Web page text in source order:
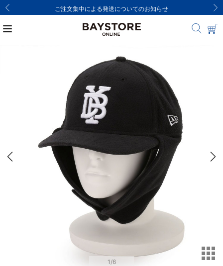
ご注文集中による発送についてのお知らせ
1 /6